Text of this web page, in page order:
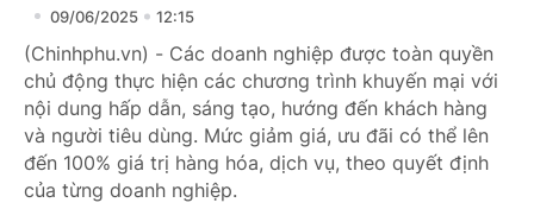
09/06/2025 12:15
(Chinhphu.vn) - Các doanh nghiệp được toàn quyền
chủ động thực hiện các chương trình khuyến mại với
nội dung hấp dẫn, sáng tạo, hướng đến khách hàng
và người tiêu dùng. Mức giảm giá, ưu đãi có thể lên
đến 100% giá trị hàng hóa, dịch vụ, theo quyết định
của từng doanh nghiệp.